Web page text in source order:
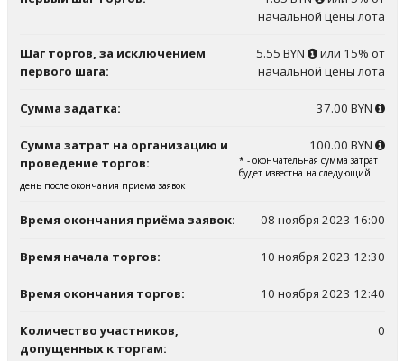
начальной цены лота
Шаг торгов, за исключением
первого шага:
5.55 BYN
или 15% от
начальной цены лота
Сумма задатка: 37.00 BYN
Сумма затрат на организацию и
проведение торгов:
100.00 BYN
* - окончательная сумма затрат
будет известна на следующий
день после окончания приема заявок
Время окончания приёма заявок: 08 ноября 2023 16:00
Время начала торгов: 10 ноября 2023 12:30
Время окончания торгов: 10 ноября 2023 12:40
Количество участников,
допущенных к торгам:
0